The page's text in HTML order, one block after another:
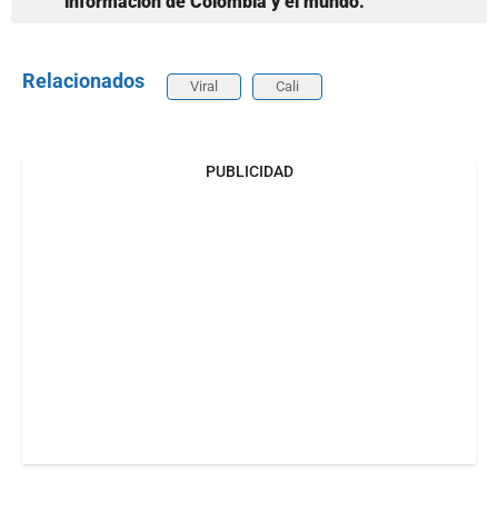
Relacionados Viral Cali
PUBLICIDAD